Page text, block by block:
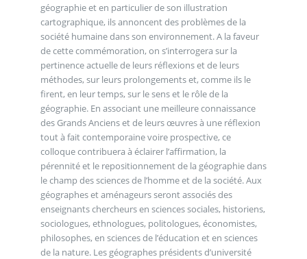
géographie et en particulier de son illustration
cartographique, ils annoncent des problèmes de la
société humaine dans son environnement. A la faveur
de cette commémoration, on s’interrogera sur la
pertinence actuelle de leurs réflexions et de leurs
méthodes, sur leurs prolongements et, comme ils le
firent, en leur temps, sur le sens et le rôle de la
géographie. En associant une meilleure connaissance
des Grands Anciens et de leurs œuvres à une réflexion
tout à fait contemporaine voire prospective, ce
colloque contribuera à éclairer l’affirmation, la
pérennité et le repositionnement de la géographie dans
le champ des sciences de l’homme et de la société. Aux
géographes et aménageurs seront associés des
enseignants chercheurs en sciences sociales, historiens,
sociologues, ethnologues, politologues, économistes,
philosophes, en sciences de l’éducation et en sciences
de la nature. Les géographes présidents d’université